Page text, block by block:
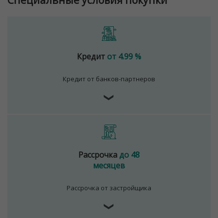
Кредит от 4.99 %
Кредит от банков-партнеров
❯
Рассрочкадо 48
месяцев
Рассрочка от застройщика
❯